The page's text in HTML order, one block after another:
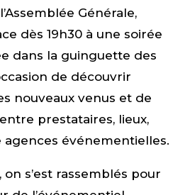
Générale,
dès 19h30 à une soirée
dans la guinguette des
de découvrir
nouveaux venus et de
prestataires, lieux,
événementielles.
s’est rassemblés pour